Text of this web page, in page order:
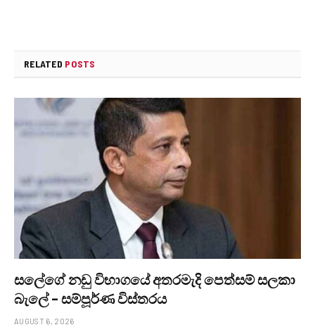
RELATED POSTS
සලේගේ නඩු විභාගයේ අතරමැදි පෙත්සම් සලකා
බැලේ – සම්පූර්ණ විස්තරය
AUGUST 6, 2026